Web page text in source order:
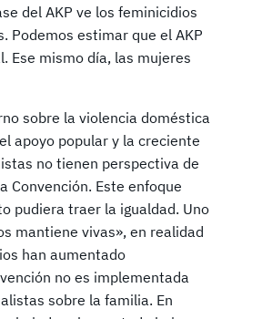
del AKP ve los feminicidios
Podemos estimar que el AKP
Ese mismo día, las mujeres
sobre la violencia doméstica
apoyo popular y la creciente
no tienen perspectiva de
Convención. Este enfoque
pudiera traer la igualdad. Uno
mantiene vivas», en realidad
han aumentado
no es implementada
sobre la familia. En